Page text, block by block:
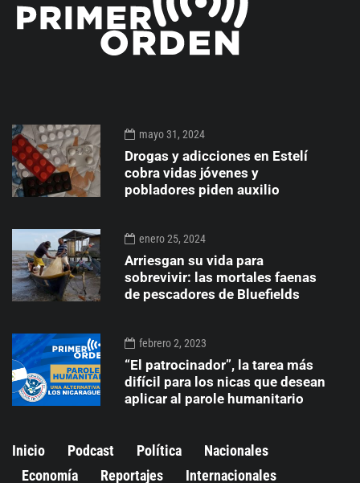
mayo 31, 2024
Drogas y adicciones en Estelí
cobra vidas jóvenes y
pobladores piden auxilio
enero 25, 2024
Arriesgan su vida para
sobrevivir: las mortales faenas
de pescadores de Bluefields
febrero 2, 2023
“El patrocinador”, la tarea más
difícil para los nicas que desean
aplicar al parole humanitario
Inicio Podcast Política
Nacionales
Economía
Reportajes Internacionales